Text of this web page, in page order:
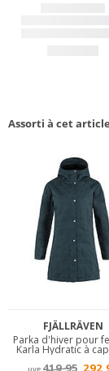
Assorti à cet article